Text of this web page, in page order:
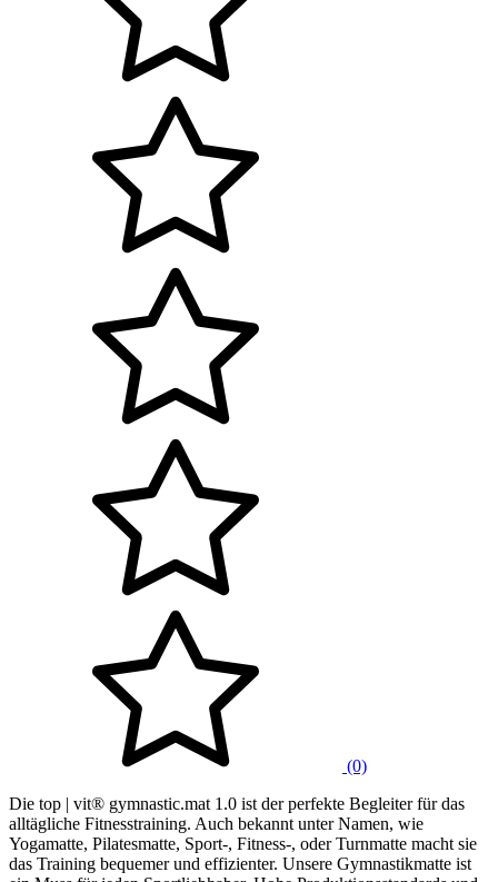
(0)
Die top | vit® gymnastic.mat 1.0 ist der perfekte Begleiter für das
alltägliche Fitnesstraining. Auch bekannt unter Namen, wie
Yogamatte, Pilatesmatte, Sport-, Fitness-, oder Turnmatte macht sie
das Training bequemer und effizienter. Unsere Gymnastikmatte ist